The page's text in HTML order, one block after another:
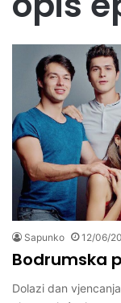
Sapunko 12/06/
Bodrumska
Dolazi dan